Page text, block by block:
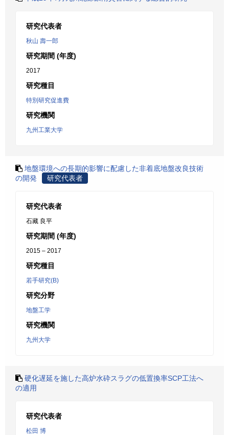
研究代表者
秋山 壽一郎
研究期間 (年度)
2017
研究種目
特別研究促進費
研究機関
九州工業大学
地盤環境への長期的影響に配慮した非着底地盤改良技術
の開発
研究代表者
研究代表者
石藏 良平
研究期間 (年度)
2015 – 2017
研究種目
若手研究(B)
研究分野
地盤工学
研究機関
九州大学
硬化遅延を施した高炉水砕スラグの低置換率SCP工法へ
の適用
研究代表者
松田 博